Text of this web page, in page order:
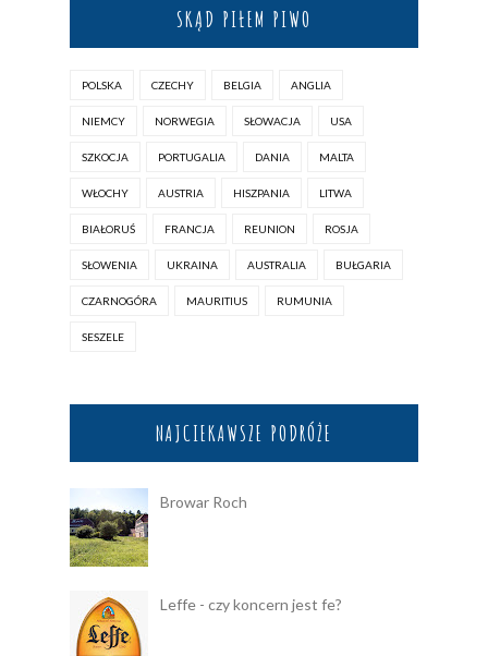
SKĄD PIŁEM PIWO
POLSKA CZECHY BELGIA ANGLIA
NIEMCY NORWEGIA SŁOWACJA USA
SZKOCJA PORTUGALIA DANIA MALTA
WŁOCHY AUSTRIA HISZPANIA LITWA
BIAŁORUŚ FRANCJA REUNION ROSJA
SŁOWENIA UKRAINA AUSTRALIA BUŁGARIA
CZARNOGÓRA MAURITIUS RUMUNIA
SESZELE
NAJCIEKAWSZE PODRÓŻE
Browar Roch
Leffe - czy koncern jest fe?